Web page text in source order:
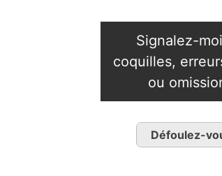
Signalez-
coquilles,
ou
Défoulez-